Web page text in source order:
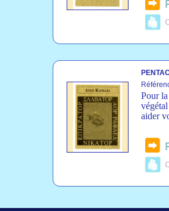
Pour
aider